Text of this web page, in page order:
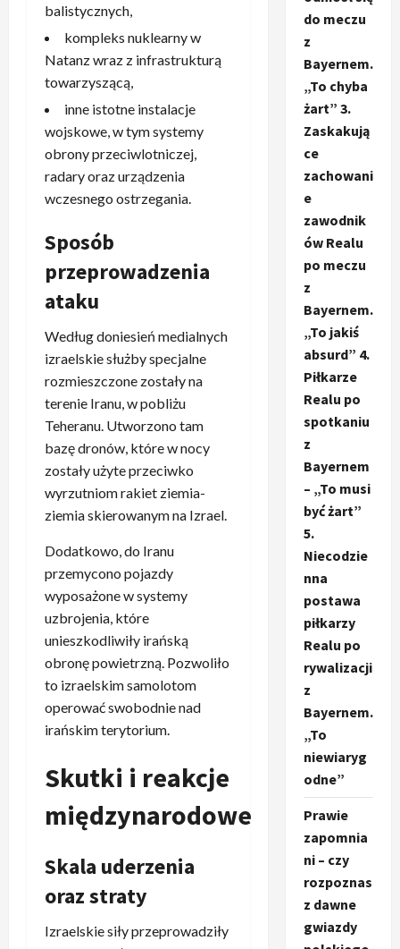
balistycznych,
kompleks nuklearny w
Natanz wraz z infrastrukturą
towarzyszącą,
inne istotne instalacje
wojskowe, w tym systemy
obrony przeciwlotniczej,
radary oraz urządzenia
wczesnego ostrzegania.
Sposób
przeprowadzenia
ataku
Według doniesień medialnych
izraelskie służby specjalne
rozmieszczone zostały na
terenie Iranu, w pobliżu
Teheranu. Utworzono tam
bazę dronów, które w nocy
zostały użyte przeciwko
wyrzutniom rakiet ziemia-
ziemia skierowanym na Izrael.
Dodatkowo, do Iranu
przemycono pojazdy
wyposażone w systemy
uzbrojenia, które
unieszkodliwiły irańską
obronę powietrzną. Pozwoliło
to izraelskim samolotom
operować swobodnie nad
irańskim terytorium.
Skutki i reakcje
międzynarodowe
Skala uderzenia
oraz straty
Izraelskie siły przeprowadziły
do meczu
z
Bayernem.
„To chyba
żart” 3.
Zaskakują
ce
zachowani
e
zawodnik
ów Realu
po meczu
z
Bayernem.
„To jakiś
absurd” 4.
Piłkarze
Realu po
spotkaniu
z
Bayernem
– „To musi
być żart”
5.
Niecodzie
nna
postawa
piłkarzy
Realu po
rywalizacji
z
Bayernem.
„To
niewiaryg
odne”
Prawie
zapomnia
ni – czy
rozpoznas
z dawne
gwiazdy